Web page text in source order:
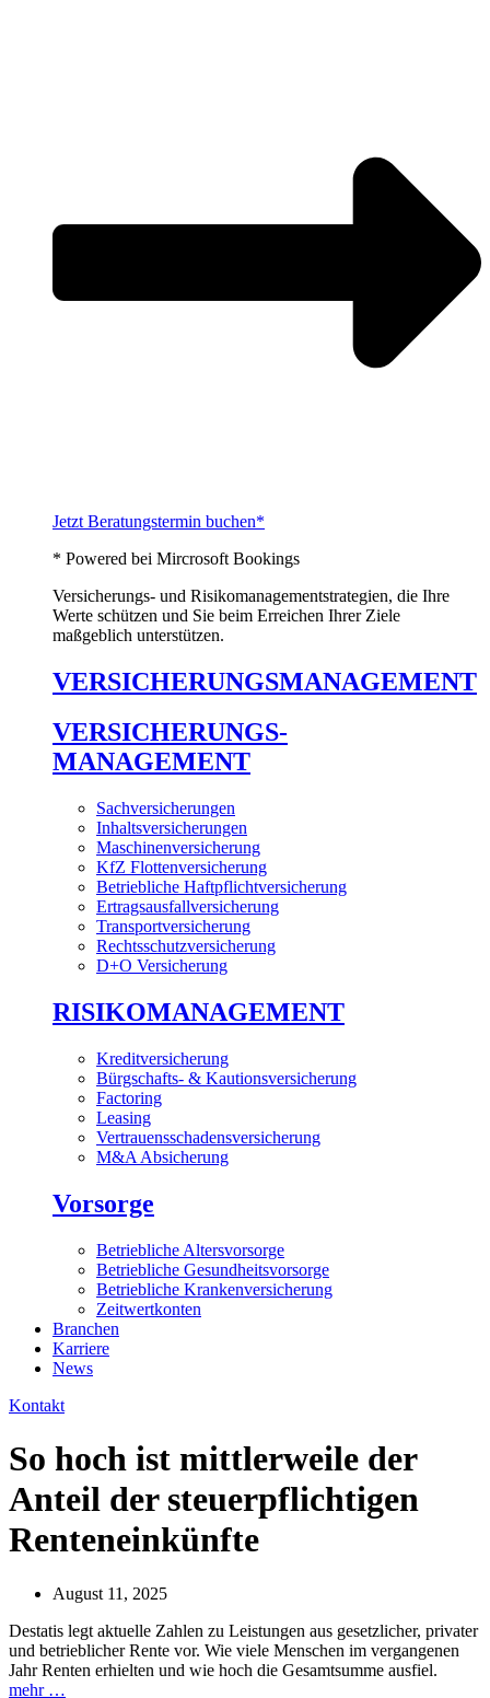
Jetzt Beratungstermin buchen*
* Powered bei Mircrosoft Bookings
Versicherungs- und Risikomanagementstrategien, die Ihre
Werte schützen und Sie beim Erreichen Ihrer Ziele
maßgeblich unterstützen.
VERSICHERUNGSMANAGEMENT
VERSICHERUNGS-
MANAGEMENT
Sachversicherungen
Inhaltsversicherungen
Maschinenversicherung
KfZ Flottenversicherung
Betriebliche Haftpflichtversicherung
Ertragsausfallversicherung
Transportversicherung
Rechtsschutzversicherung
D+O Versicherung
RISIKOMANAGEMENT
Kreditversicherung
Bürgschafts- & Kautionsversicherung
Factoring
Leasing
Vertrauensschadensversicherung
M&A Absicherung
Vorsorge
Betriebliche Altersvorsorge
Betriebliche Gesundheitsvorsorge
Betriebliche Krankenversicherung
Zeitwertkonten
Branchen
Karriere
News
Kontakt
So hoch ist mittlerweile der
Anteil der steuerpflichtigen
Renteneinkünfte
August 11, 2025
Destatis legt aktuelle Zahlen zu Leistungen aus gesetzlicher, privater
und betrieblicher Rente vor. Wie viele Menschen im vergangenen
Jahr Renten erhielten und wie hoch die Gesamtsumme ausfiel.
mehr …